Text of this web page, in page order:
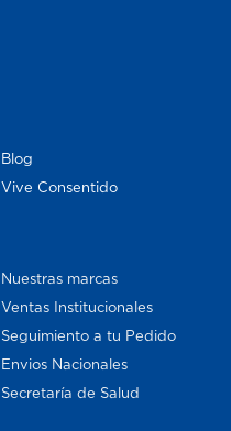
Blog
Vive Consentido
Nuestras marcas
Ventas Institucionales
Seguimiento a tu Pedido
Envios Nacionales
Secretaría de Salud